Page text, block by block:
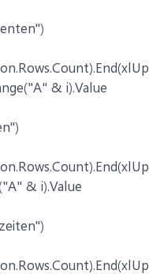
& i).Value
& i).Value